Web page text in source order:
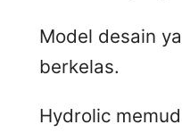
Model desain
berkelas.
Hydrolic